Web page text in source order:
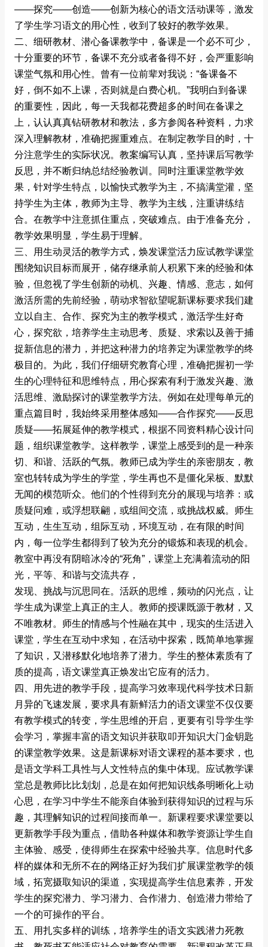
――探究――创造――创新为核心的语文活动课等，激发
了学生学习语文的用心性，收到了较好的教学效果。
二、细研教材、潜心备课教学中，备课是一个必不可少，
十分重要的环节，备课不充分或者备得不好，会严重影响
课堂气氛和用心性。曾有一位前辈对我说：“备课备不
好，倒不如不上课，否则就是白费心机。”我明白到备课
的重要性，因此，每一天我都花费超多的时间在备课之
上，认认真真钻研教材和教法，多方参阅各种资料，力求
深入理解教材，准确把握重难点。在制定教学目的时，十
分注意学生的实际状况。教案编写认真，坚持课后写教学
反思，并不断归纳总结经验教训。同时注重课堂教学效
果，针对学生特点，以愉快式教学为主，不搞满堂灌，坚
持学生为主体，教师为主导、教学为主线，注重讲练结
合。在教学中注意抓住重点，突破难点。由于准备充分，
教学效果明显，学生易于理解。
三、用生动灵活的教学方式，焕发课堂活力应试教学课堂
围绕知识目标而展开，储存继承前人积累下来的经验和体
验，但忽视了学生创新的动机、兴趣、情感、意志，如何
激活所需的先前经验，萌动求智欲望呢新课标要求我们建
立以自主、合作、探究为主的教学模式，激活学生好奇
心，探究欲，培养学生主动思考、质疑、求索以及善于捕
捉新信息的潜力，并把这种潜力的培养定为课堂教学的终
极目的。为此，我们仔细研究教育心理，准确把握初一学
生的心理特征和思维特点，用心探索有利于激发兴趣、激
活思维、激励探讨的课堂教学方法。例如在处理每单元的
重点篇目时，我始终采用整体感知――合作探究――反思
质疑――拓展延伸的教学模式，根据不同资料精心设计问
题，组织课堂教学。这样教学，课堂上感受到的是一种亲
切、和谐、活跃的气氛。教师已成为学生的亲密朋友，教
室也转转成为学生的学堂，学生再也不是僵化呆板、默默
无闻的模范听众。他们的个性得到充分的展现与培养：或
质疑问难，或浮想联翩，或组间交流，或挑战权威。师生
互动，生生互动，组际互动，环境互动，在有限的时间
内，每一位学生都得到了较为充分的锻炼和表现的机会。
教室中再没有阴暗冰冷的“死角”，课堂上充满着流动的阳
光，平等、和谐与交流共存，
发现、挑战与沉思同在。活跃的思维，频动的闪光点，让
学生成为课堂上真正的主人。教师的授课既源于教材，又
不唯教材。师生的情感与个性融在其中，现实的生活进入
课堂，学生在互动中求知，在活动中探索，既简单地掌握
了知识，又潜移默化地培养了潜力。学生的整体素质有了
质的提高，语文课堂真正焕发出它应有的活力。
四、用先进的教学手段，提高学习效率现代科学技术日新
月异的飞速发展，要求具有新鲜活力的语文课堂不仅仅要
有教学模式的转变，学生思维的开启，更要有引导学生学
会学习，掌握丰富的语文知识并获取叩开知识大门金钥匙
的课堂教学效果。这是新课标对语文课程的基本要求，也
是语文学科工具性与人文性特点的集中体现。应试教学课
堂总是教师比比划划，总是在如何把知识线条明晰化上动
心思，在学习中学生不能亲自体验到获得知识的过程与乐
趣，其理解知识的过程间接而单一。新课程要求课堂要以
更新教学手段为重点，借助各种媒体和教学资源让学生自
主体验、感受，使得师生在探索中经验共享。信息时代多
样的媒体和无所不在的网络正好为我们扩展课堂教学的领
域，拓宽摄取知识的渠道，实现提高学生信息素养，开发
学生的探究潜力、学习潜力、合作潜力、创造潜力带给了
一个的可操作的平台。
五、用扎实多样的训练，培养学生的语文实践潜力死教